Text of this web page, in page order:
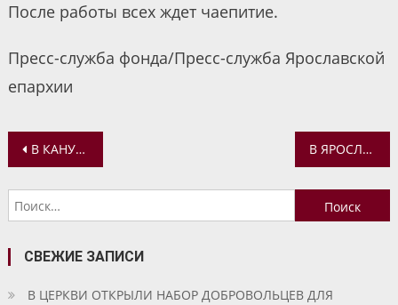
После работы всех ждет чаепитие.
Пресс-служба фонда/Пресс-служба Ярославской
епархии
Навигация
по
записям
В КАНУН ВОЗНЕСЕНИЯ ГОСПОДНЯ МИТРОПОЛИТ ВАДИМ СОВЕРШИЛ ВСЕНОЩНОЕ БДЕНИЕ В УСПЕНСКОМ СОБОРЕ В ЯРОСЛАВСКОЙ ОБЛАСТИ ПРОЙДЕТ КИНОФЕСТИВАЛЬ «В КРУГУ СЕМЬИ»
Найти:
СВЕЖИЕ ЗАПИСИ
В ЦЕРКВИ ОТКРЫЛИ НАБОР ДОБРОВОЛЬЦЕВ ДЛЯ